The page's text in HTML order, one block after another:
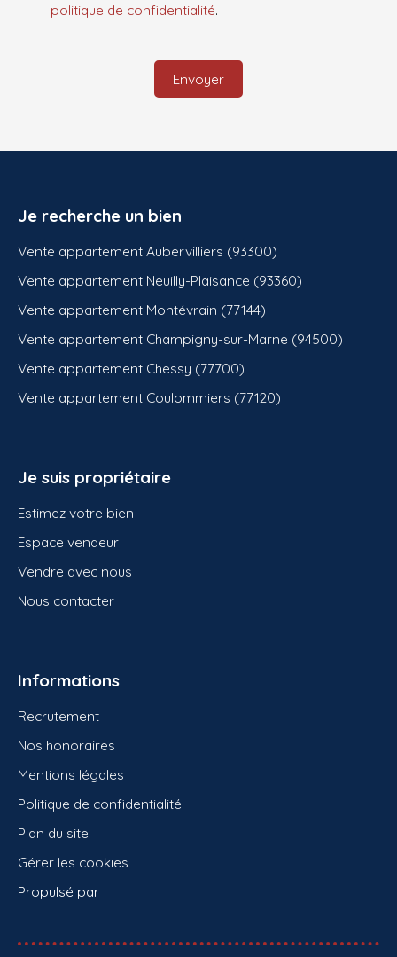
politique de confidentialité.
Envoyer
Je recherche un bien
Vente appartement Aubervilliers (93300)
Vente appartement Neuilly-Plaisance (93360)
Vente appartement Montévrain (77144)
Vente appartement Champigny-sur-Marne (94500)
Vente appartement Chessy (77700)
Vente appartement Coulommiers (77120)
Je suis propriétaire
Estimez votre bien
Espace vendeur
Vendre avec nous
Nous contacter
Informations
Recrutement
Nos honoraires
Mentions légales
Politique de confidentialité
Plan du site
Gérer les cookies
Propulsé par